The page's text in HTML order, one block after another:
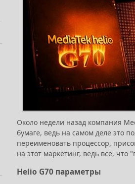
Около недели назад компания
бумаге, ведь на самом деле это
переименовать процессор,
на этот маркетинг, ведь все,
Helio G70 параметры